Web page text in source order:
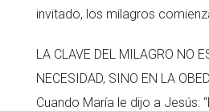
invitado, los milagros
LA CLAVE DEL MILAGRO NO
NECESIDAD, SINO EN LA
Cuando María le dijo a Jesús: